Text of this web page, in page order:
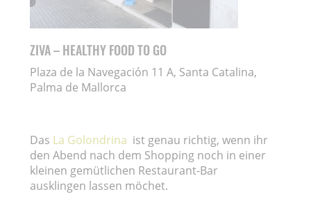
ZIVA – HEALTHY FOOD TO GO
Plaza de la Navegación 11 A, Santa Catalina,
Palma de Mallorca
Das La Golondrina ist genau richtig, wenn ihr
den Abend nach dem Shopping noch in einer
kleinen gemütlichen Restaurant-Bar
ausklingen lassen möchet.